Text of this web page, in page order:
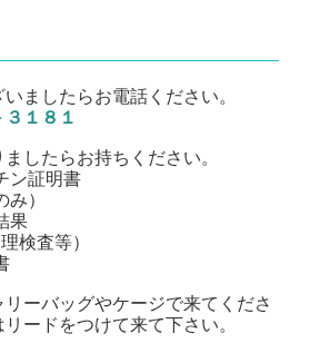
ましたらお電話ください。
３１８１
したらお持ちください。
ン証明書
み）
果
検査等）
ーバッグやケージで来てくださ
ードをつけて来て下さい。